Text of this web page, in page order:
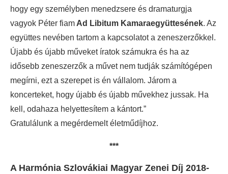
hogy egy személyben menedzsere és dramaturgja
vagyok Péter fiam Ad Libitum Kamaraegyüttesének. Az
együttes nevében tartom a kapcsolatot a zeneszerzőkkel.
Újabb és újabb műveket íratok számukra és ha az
idősebb zeneszerzők a művet nem tudják számítógépen
megírni, ezt a szerepet is én vállalom. Járom a
koncerteket, hogy újabb és újabb művekhez jussak. Ha
kell, odahaza helyettesítem a kántort.”
Gratulálunk a megérdemelt életműdíjhoz.
***
A Harmónia Szlovákiai Magyar Zenei Díj 2018-